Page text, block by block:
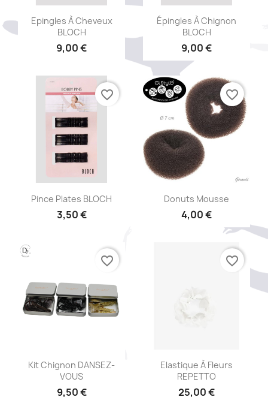
Aperçu rapide
Epingles À Cheveux
BLOCH
9,00 €
Aperçu rapide
Épingles À Chignon
BLOCH
9,00 €
Aperçu rapide
Pince Plates BLOCH
3,50 €
favorite_border
Aperçu rapide
Donuts Mousse
4,00 €
favorite_border
Aperçu rapide
Kit Chignon DANSEZ-
VOUS
9,50 €
favorite_border
Aperçu rapide
Elastique À Fleurs
REPETTO
25,00 €
favorite_border